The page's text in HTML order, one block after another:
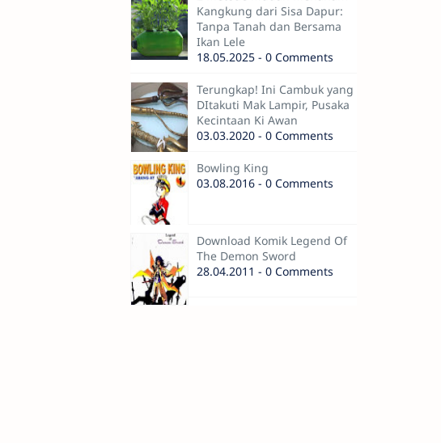
Kangkung dari Sisa Dapur:
Tanpa Tanah dan Bersama
Ikan Lele
18.05.2025 - 0 Comments
Terungkap! Ini Cambuk yang
DItakuti Mak Lampir, Pusaka
Kecintaan Ki Awan
03.03.2020 - 0 Comments
Bowling King
03.08.2016 - 0 Comments
Download Komik Legend Of
The Demon Sword
28.04.2011 - 0 Comments